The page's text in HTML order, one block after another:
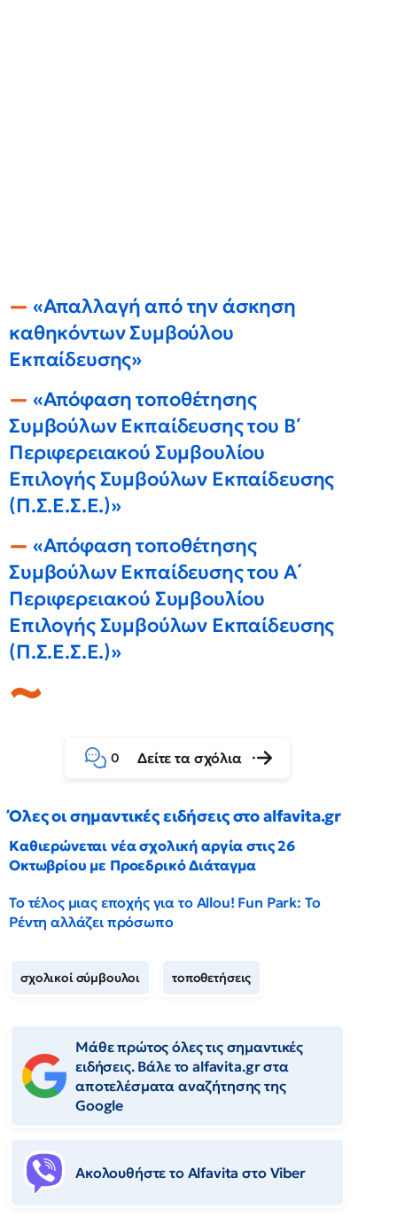
«Απαλλαγή από την άσκηση
καθηκόντων Συμβούλου
Εκπαίδευσης»
«Απόφαση τοποθέτησης
Συμβούλων Εκπαίδευσης του Β΄
Περιφερειακού Συμβουλίου
Επιλογής Συμβούλων Εκπαίδευσης
(Π.Σ.Ε.Σ.Ε.)»
«Απόφαση τοποθέτησης
Συμβούλων Εκπαίδευσης του A΄
Περιφερειακού Συμβουλίου
Επιλογής Συμβούλων Εκπαίδευσης
(Π.Σ.Ε.Σ.Ε.)»
0 Δείτε τα σχόλια
Όλες οι σημαντικές ειδήσεις στο alfavita.gr
Καθιερώνεται νέα σχολική αργία στις 26
Οκτωβρίου με Προεδρικό Διάταγμα
Το τέλος μιας εποχής για το Allou! Fun Park: Το
Ρέντη αλλάζει πρόσωπο
σχολικοί σύμβουλοι τοποθετήσεις
Μάθε πρώτος όλες τις σημαντικές
ειδήσεις. Βάλε το alfavita.gr στα
αποτελέσματα αναζήτησης της
Google
Ακολουθήστε το Αlfavita στο Viber